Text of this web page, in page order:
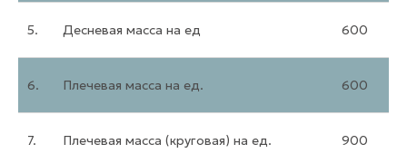
5. Десневая масса на ед 600
6. Плечевая масса на ед. 600
7. Плечевая масса (круговая) на ед. 900